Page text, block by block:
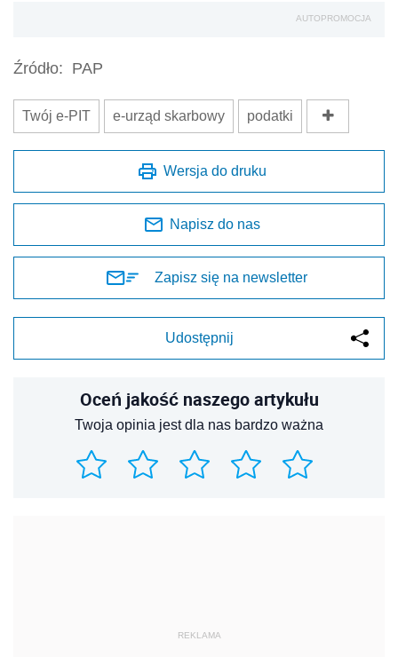
AUTOPROMOCJA
Źródło: PAP
Twój e-PIT e-urząd skarbowy podatki
Wersja do druku
Napisz do nas
Zapisz się na newsletter
Udostępnij
Oceń jakość naszego artykułu
Twoja opinia jest dla nas bardzo ważna
REKLAMA